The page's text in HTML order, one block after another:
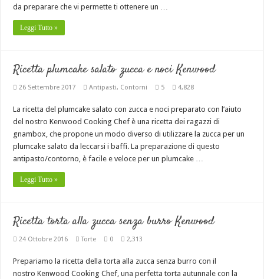
da preparare che vi permette ti ottenere un …
Leggi Tutto »
Ricetta plumcake salato zucca e noci Kenwood
26 Settembre 2017 Antipasti, Contorni 5 4,828
La ricetta del plumcake salato con zucca e noci preparato con l’aiuto
del nostro Kenwood Cooking Chef è una ricetta dei ragazzi di
gnambox, che propone un modo diverso di utilizzare la zucca per un
plumcake salato da leccarsi i baffi. La preparazione di questo
antipasto/contorno, è facile e veloce per un plumcake …
Leggi Tutto »
Ricetta torta alla zucca senza burro Kenwood
24 Ottobre 2016 Torte 0 2,313
Prepariamo la ricetta della torta alla zucca senza burro con il
nostro Kenwood Cooking Chef, una perfetta torta autunnale con la